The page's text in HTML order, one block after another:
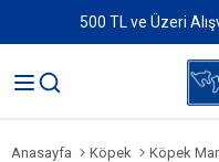
500 TL ve Üzeri
Anasayfa Köpek Köpek